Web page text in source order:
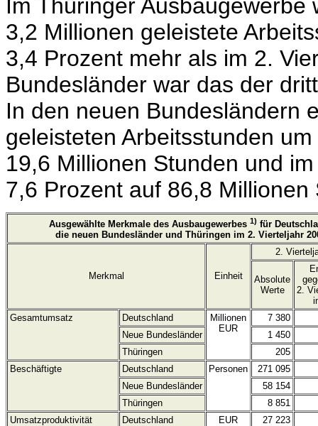
Im Thüringer
3,2 Millionen geleistete
3,4 Prozent mehr als im 2.
Bundesländer war das der
In den neuen Bundesländern
geleisteten Arbeitsstunden
19,6 Millionen Stunden und
7,6 Prozent auf 86,8 Millionen
Ausgewählte Merkmale des Ausbaugewerbes 1) für
die neuen Bundesländer und Thüringen im 2. Vierteljahr
Merkmal Einheit
2.
Absolute
Werte
2.
Gesamtumsatz
Deutschland
Millionen
EUR
7 380
Neue Bundesländer
1 450
Thüringen
205
Beschäftigte
Deutschland Personen
271 095
Neue Bundesländer
58 154
Thüringen
8 851
Umsatzproduktivität
Deutschland EUR
27 223